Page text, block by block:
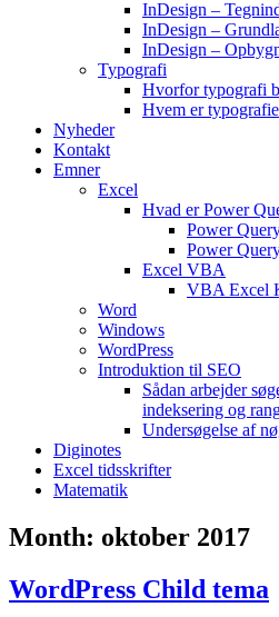
InDesign –
InDesign –
InDesign –
Typografi
Hvorfor typografi
Hvem er
Nyheder
Kontakt
Emner
Excel
Hvad er Power
Power
Power
Excel VBA
VBA Excel
Word
Windows
WordPress
Introduktion til SEO
Sådan arbejder
indeksering og
Undersøgelse af
Diginotes
Excel tidsskrifter
Matematik
Month: oktober 2017
WordPress Child tema